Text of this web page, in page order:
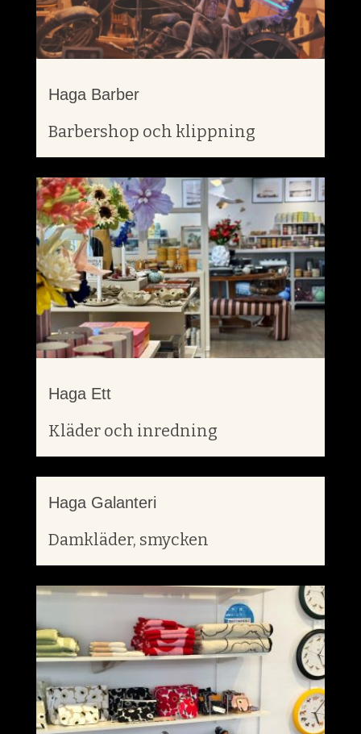
Haga Barber
Barbershop och klippning
Haga Ett
Kläder och inredning
Haga Galanteri
Damkläder, smycken